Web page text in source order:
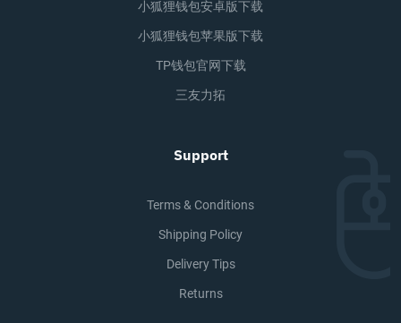
小狐狸钱包安卓版下载
小狐狸钱包苹果版下载
TP钱包官网下载
三友力拓
Support
Terms & Conditions
Shipping Policy
Delivery Tips
Returns